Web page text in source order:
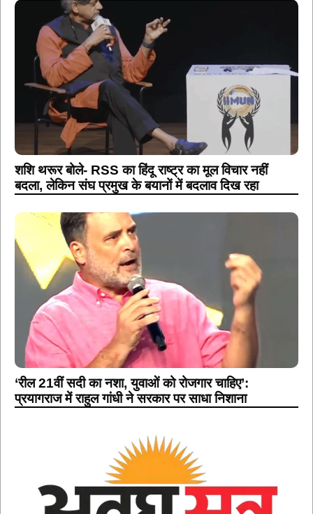
शशि थरूर बोले- RSS का हिंदू राष्ट्र का मूल विचार नहीं
बदला, लेकिन संघ प्रमुख के बयानों में बदलाव दिख रहा
‘रील 21वीं सदी का नशा, युवाओं को रोजगार चाहिए’:
प्रयागराज में राहुल गांधी ने सरकार पर साधा निशाना